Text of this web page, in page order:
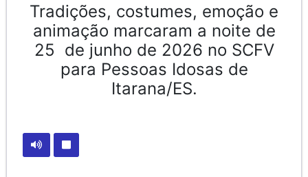
Tradições, costumes, emoção e
animação marcaram a noite de
25 de junho de 2026 no SCFV
para Pessoas Idosas de
Itarana/ES.